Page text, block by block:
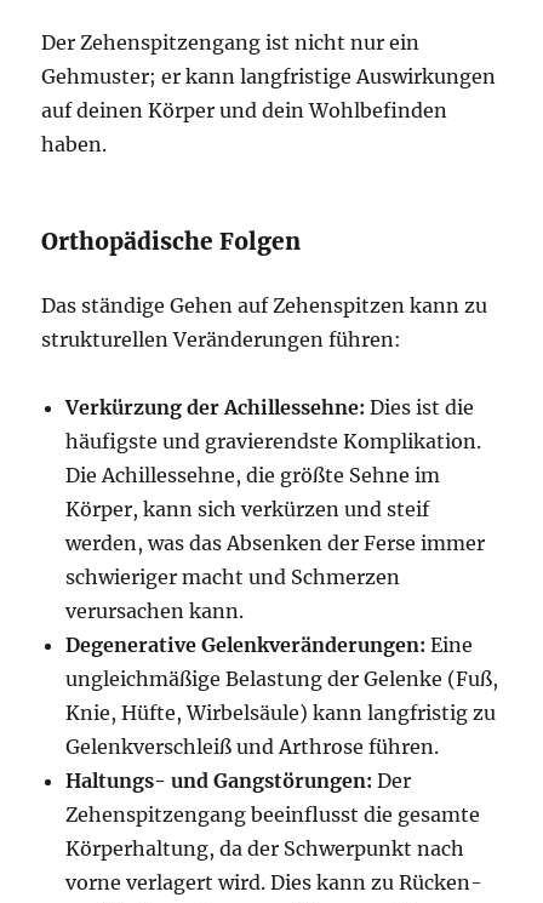
Der Zehenspitzengang ist nicht nur ein
Gehmuster; er kann langfristige Auswirkungen
auf deinen Körper und dein Wohlbefinden
haben.
Orthopädische Folgen
Das ständige Gehen auf Zehenspitzen kann zu
strukturellen Veränderungen führen:
Verkürzung der Achillessehne: Dies ist die
häufigste und gravierendste Komplikation.
Die Achillessehne, die größte Sehne im
Körper, kann sich verkürzen und steif
werden, was das Absenken der Ferse immer
schwieriger macht und Schmerzen
verursachen kann.
Degenerative Gelenkveränderungen: Eine
ungleichmäßige Belastung der Gelenke (Fuß,
Knie, Hüfte, Wirbelsäule) kann langfristig zu
Gelenkverschleiß und Arthrose führen.
Haltungs- und Gangstörungen: Der
Zehenspitzengang beeinflusst die gesamte
Körperhaltung, da der Schwerpunkt nach
vorne verlagert wird. Dies kann zu Rücken-